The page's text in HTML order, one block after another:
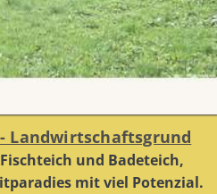
Landwirtschaftsgrund
und Badeteich,
mit viel Potenzial.